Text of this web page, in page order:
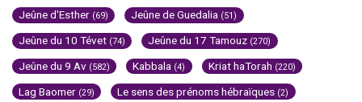
Jeûne d'Esther (69) Jeûne de Guedalia (51)
Jeûne du 10 Tévet (74) Jeûne du 17 Tamouz (270)
Jeûne du 9 Av (582) Kabbala (4) Kriat haTorah (220)
Lag Baomer (29) Le sens des prénoms hébraïques (2)